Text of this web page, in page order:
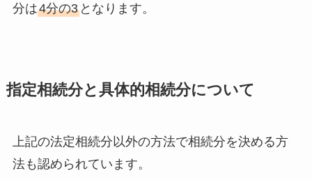
分は4分の3となります。
指定相続分と具体的相続分について
上記の法定相続分以外の方法で相続分を決める方
法も認められています。